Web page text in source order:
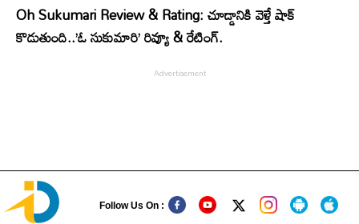
Oh Sukumari Review & Rating: చూడ్డానికి వెళ్తే షాక్
కొడుతుంది..’ఓ సుకుమారి’ రివ్యూ & రేటింగ్.
Follow Us On :